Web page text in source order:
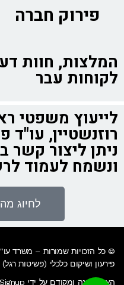
פירוק חברה
המלצות, חוות
לקוחות עבר
לייעוץ משפטי
רוזנשטיין,
ונשמח לעמוד
לחיוג
© כל הזכויות שמורות – משרד
פירעון ושיקום כלכלי (פשיטות
האתר נבנה ומקודם על ידי Signup קידום אתרים לעורכי דין.